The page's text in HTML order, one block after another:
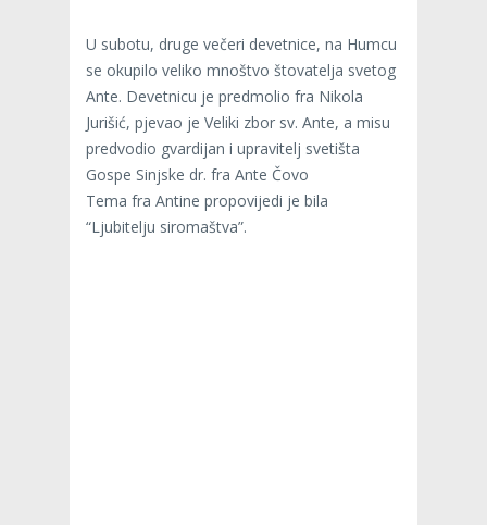
U subotu, druge večeri devetnice, na Humcu
se okupilo veliko mnoštvo štovatelja svetog
Ante. Devetnicu je predmolio fra Nikola
Jurišić, pjevao je Veliki zbor sv. Ante, a misu
predvodio gvardijan i upravitelj svetišta
Gospe Sinjske dr. fra Ante Čovo
Tema fra Antine propovijedi je bila
“Ljubitelju siromaštva”.